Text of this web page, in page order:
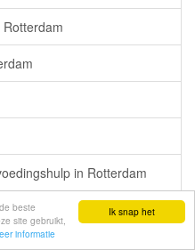
Ik snap het
beste
site gebruikt,
informatie
in Rotterdam